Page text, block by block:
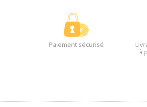
Paiement sécurisé
à